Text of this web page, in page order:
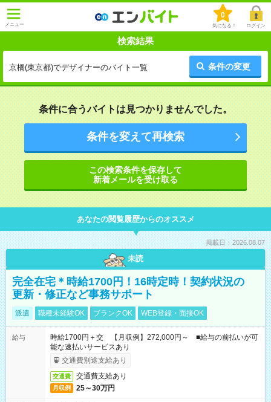
メニュー
0
気になる！ ログイン
検索結果
京橋(東京都)でデザイナーのバイト一覧 条件の変更
条件に合うバイトは見つかりませんでした。
条件を変えて再検索
この検索条件を保存して
新着メールを受け取る
あなたの閲覧履歴からのオススメ
掲載日：2026.08.07
未読
完全在宅＊時給1700円！16時定時！契約状況の
更新・修正など事務サポート
派遣 職種未経験OK ブランクOK WEB登録・面接OK
給与
時給1700円＋交 【月収例】272,000円～ ■給与の前払いが可
能な速払いサービスあり
交通費別途支給あり
交通費 交通費支給あり
月収例 25～30万円